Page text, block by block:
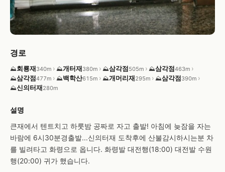
경로
⛰회룡재340m › ⛰개터재380m › ⛰삼각점505m › ⛰삼각점463m ›
⛰삼각점477m › ⛰백학산615m › ⛰개머리재295m › ⛰삼각점390m ›
⛰신의터재280m
설명
큰재에서 텐트치고 하룻밤 공짜로 자고 출발! 아침에 늦잠을 자는
바람에 6시30분경출발...신의터재 도착후에 산불감시하시는분 차
를 빌려타고 화령으로 옵니다. 화령발 대전행(18:00) 대전발 수원
행(20:00) 귀가 했습니다.